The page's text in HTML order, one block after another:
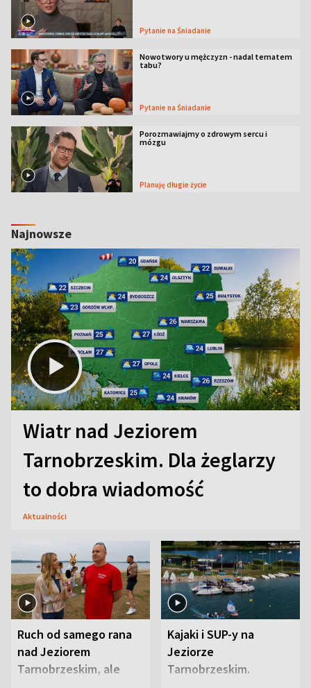
Pytanie na Śniadanie
Nowotwory u mężczyzn - nadal tematem
tabu?
Pytanie na Śniadanie
Porozmawiajmy o zdrowym sercu i
mózgu
Planuję długie życie
Najnowsze
Wiatr nad Jeziorem
Tarnobrzeskim. Dla żeglarzy
to dobra wiadomość
Aktualności
Ruch od samego rana
nad Jeziorem
Tarnobrzeskim, ale
Kajaki i SUP-y na
Jeziorze
Tarnobrzeskim.